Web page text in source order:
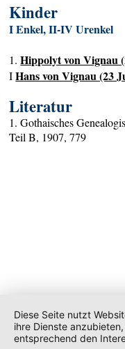
Kinder
I Enkel, II-IV Urenkel
1.Hippolyt von Vignau
IHans von Vignau (23
Literatur
1. Gothaisches
Teil B, 1907, 779
Diese Seite nutzt
ihre Dienste
entsprechend den